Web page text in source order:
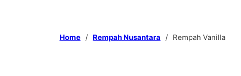
Home / Rempah Nusantara / Rempah Vanilla